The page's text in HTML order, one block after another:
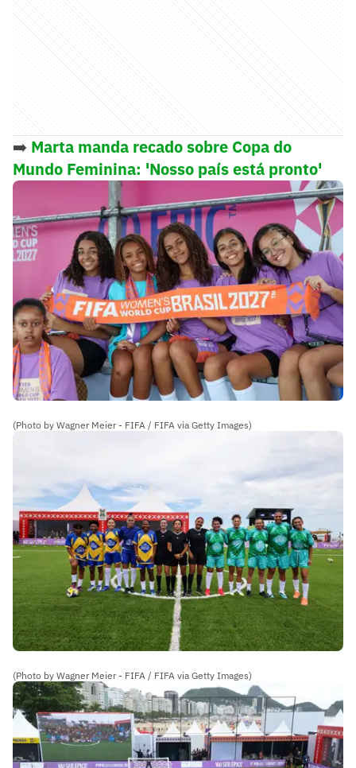
➡️ Marta manda recado sobre Copa do
Mundo Feminina: 'Nosso país está pronto'
(Photo by Wagner Meier - FIFA / FIFA via Getty Images)
(Photo by Wagner Meier - FIFA / FIFA via Getty Images)